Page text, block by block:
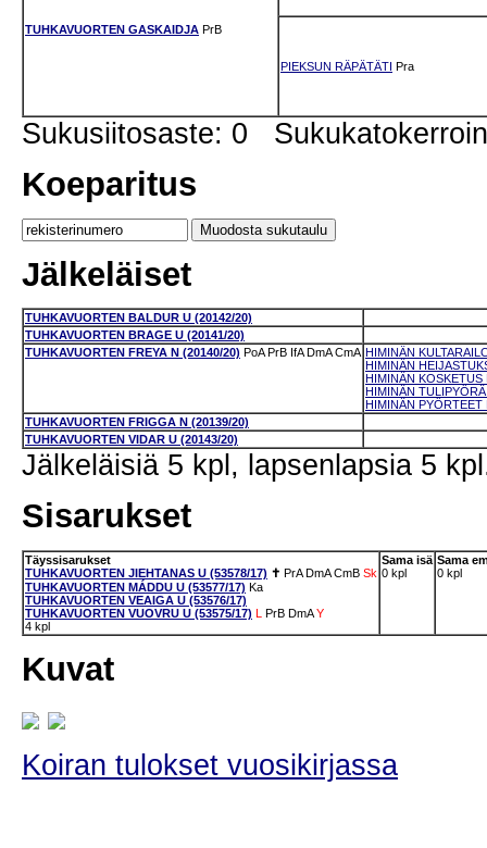
TUHKAVUORTEN GASKAIDJA PrB
PIEKSUN RÄPÄTÄTI Pra
Sukusiitosaste: 0
Koeparitus
Jälkeläiset
TUHKAVUORTEN BALDUR U (20142/20)
TUHKAVUORTEN BRAGE U (20141/20)
TUHKAVUORTEN FREYA N (20140/20) PoA PrB IfA DmA CmA HIMINÄN
HIMINÄN
HIMINÄN
HIMINÄN
HIMINÄN PYÖRTEET
TUHKAVUORTEN FRIGGA N (20139/20)
TUHKAVUORTEN VIDAR U (20143/20)
Jälkeläisiä 5 kpl, lapsenlapsia 5
Sisarukset
Täyssisarukset
TUHKAVUORTEN JIEHTANAS U (53578/17) ✝ PrA DmA CmB Sk
TUHKAVUORTEN MÁDDU U (53577/17) Ka
TUHKAVUORTEN VEAIGA U (53576/17)
TUHKAVUORTEN VUOVRU U (53575/17) L PrB DmA Y
4 kpl
Sama isä
0 kpl
Sama
0 kpl
Kuvat
Koiran tulokset vuosikirjassa